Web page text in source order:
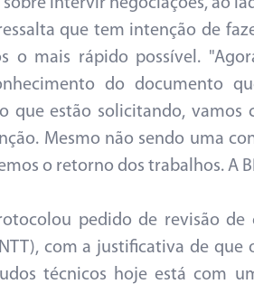
intervir negociações, ao
que tem intenção de
o mais rápido possível.
do documento
que estão solicitando,
Mesmo não sendo uma
o retorno dos trabalhos. A
pedido de revisão
com a justificativa de
técnicos hoje está com